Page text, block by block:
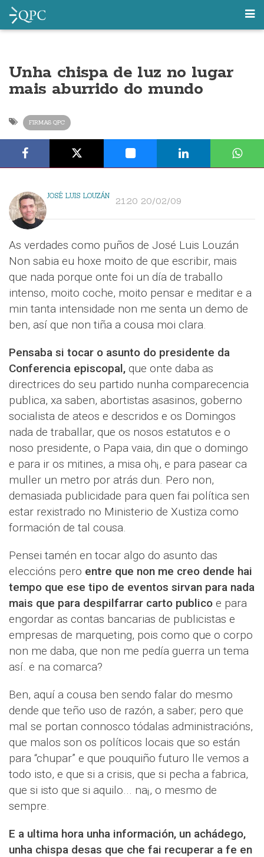
Unha chispa de luz no lugar
mais aburrido do mundo
FIRMAS QPC
JOSÉ LUIS LOUZÁN 21:20 20/02/09
As verdades como puños de José Luis Louzán
Non sabia eu hoxe moito de que escribir, mais
que nada porque onte foi un día de traballo
intenso, moito coche, moito pensar e meditar e a
min tanta intensidade non me senta un demo de
ben, así que non tiña a cousa moi clara.
Pensaba si tocar o asunto do presidente da
Conferencia episcopal, que onte daba as
directrices do seu partido nunha comparecencia
publica, xa saben, abortistas asasinos, goberno
socialista de ateos e descridos e os Domingos
nada de traballar, que os nosos estatutos e o
noso presidente, o Papa vaia, din que o domingo
e para ir os mitines, a misa oh¡, e para pasear ca
muller un metro por atrás dun. Pero non,
demasiada publicidade para quen fai política sen
estar rexistrado no Ministerio de Xustiza como
formación de tal cousa.
Pensei tamén en tocar algo do asunto das
eleccións pero entre que non me creo dende hai
tempo que ese tipo de eventos sirvan para nada
mais que para despilfarrar carto publico e para
engordar as contas bancarias de publicistas e
empresas de marqueting, pois como que o corpo
non me daba, que non me pedía guerra un tema
así. e na comarca?
Ben, aquí a cousa ben sendo falar do mesmo
dende que teño uso de razón, a saber; pero que
mal se portan connosco tódalas administracións,
que malos son os políticos locais que so están
para “chupar” e que pouquiño futuro lle vemos a
todo isto, e que si a crisis, que si pecha a fabrica,
que si isto que si aquilo... na¡, o mesmo de
sempre.
E a ultima hora unha información, un achádego,
unha chispa desas que che fai recuperar a fe en